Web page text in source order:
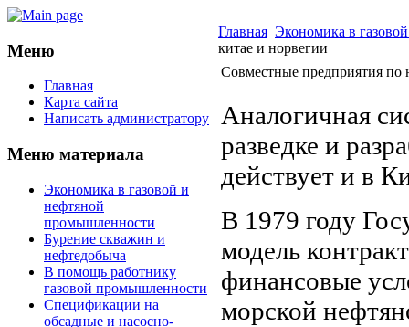
Меню
Главная
Карта сайта
Написать администратору
Меню материала
Экономика в газовой и
нефтяной
промышленности
Бурение скважин и
нефтедобыча
В помощь работнику
газовой промышленности
Спецификации на
обсадные и насосно-
Главная Экономика в
китае и норвегии
Совместные предприятия по
Аналогичная
разведке и
действует и в
В 1979 году
модель
финансовые
морской